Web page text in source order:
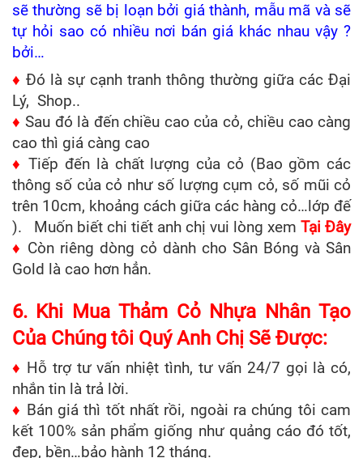
sẽ thường sẽ bị loạn bởi giá thành, mẫu mã và sẽ
tự hỏi sao có nhiều nơi bán giá khác nhau vậy ?
bởi…
♦ Đó là sự cạnh tranh thông thường giữa các Đại
Lý, Shop..
♦ Sau đó là đến chiều cao của cỏ, chiều cao càng
cao thì giá càng cao
♦ Tiếp đến là chất lượng của cỏ (Bao gồm các
thông số của cỏ như số lượng cụm cỏ, số mũi cỏ
trên 10cm, khoảng cách giữa các hàng cỏ…lớp đế
). Muốn biết chi tiết anh chị vui lòng xem Tại Đây
♦ Còn riêng dòng cỏ dành cho Sân Bóng và Sân
Gold là cao hơn hẳn.
6. Khi Mua Thảm Cỏ Nhựa Nhân Tạo
Của Chúng tôi Quý Anh Chị Sẽ Được:
♦ Hỗ trợ tư vấn nhiệt tình, tư vấn 24/7 gọi là có,
nhắn tin là trả lời.
♦ Bán giá thì tốt nhất rồi, ngoài ra chúng tôi cam
kết 100% sản phẩm giống như quảng cáo đó tốt,
đẹp, bền…bảo hành 12 tháng.